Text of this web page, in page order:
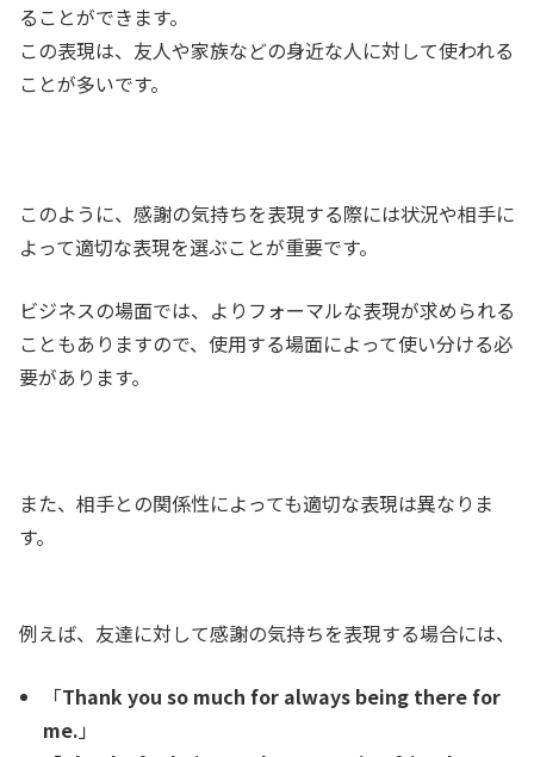
ることができます。
この表現は、友人や家族などの身近な人に対して使われる
ことが多いです。
このように、感謝の気持ちを表現する際には状況や相手に
よって適切な表現を選ぶことが重要です。
ビジネスの場面では、よりフォーマルな表現が求められる
こともありますので、使用する場面によって使い分ける必
要があります。
また、相手との関係性によっても適切な表現は異なりま
す。
例えば、友達に対して感謝の気持ちを表現する場合には、
「Thank you so much for always being there for
me. 」